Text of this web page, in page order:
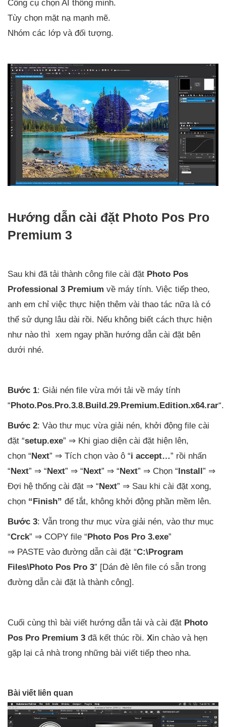
Công cụ chọn AI thông minh.
Tùy chọn mặt nạ mạnh mẽ.
Nhóm các lớp và đối tượng.
Hướng dẫn cài đặt Photo Pos Pro
Premium 3
Sau khi đã tải thành công file cài đặt Photo Pos
Professional 3 Premium về máy tính. Việc tiếp theo,
anh em chỉ việc thực hiện thêm vài thao tác nữa là có
thể sử dụng lâu dài rồi. Nếu không biết cách thực hiện
như nào thì xem ngay phần hướng dẫn cài đặt bên
dưới nhé.
Bước 1: Giải nén file vừa mới tải về máy tính
“Photo.Pos.Pro.3.8.Build.29.Premium.Edition.x64.rar“.
Bước 2: Vào thư mục vừa giải nén, khởi động file cài
đặt “setup.exe” ⇒ Khi giao diện cài đặt hiện lên,
chọn “Next” ⇒ Tích chọn vào ô “i accept…” rồi nhấn
“Next” ⇒ “Next” ⇒ “Next” ⇒ “Next” ⇒ Chọn “Install” ⇒
Đợi hệ thống cài đặt ⇒ “Next” ⇒ Sau khi cài đặt xong,
chọn “Finish” để tắt, không khởi động phần mềm lên.
Bước 3: Vẫn trong thư mục vừa giải nén, vào thư mục
“Crck” ⇒ COPY file “Photo Pos Pro 3.exe”
⇒ PASTE vào đường dẫn cài đặt “C:\Program
Files\Photo Pos Pro 3” [Dán đè lên file có sẵn trong
đường dẫn cài đặt là thành công].
Cuối cùng thì bài viết hướng dẫn tải và cài đặt Photo
Pos Pro Premium 3 đã kết thúc rồi. Xin chào và hẹn
gặp lại cả nhà trong những bài viết tiếp theo nha.
Bài viết liên quan